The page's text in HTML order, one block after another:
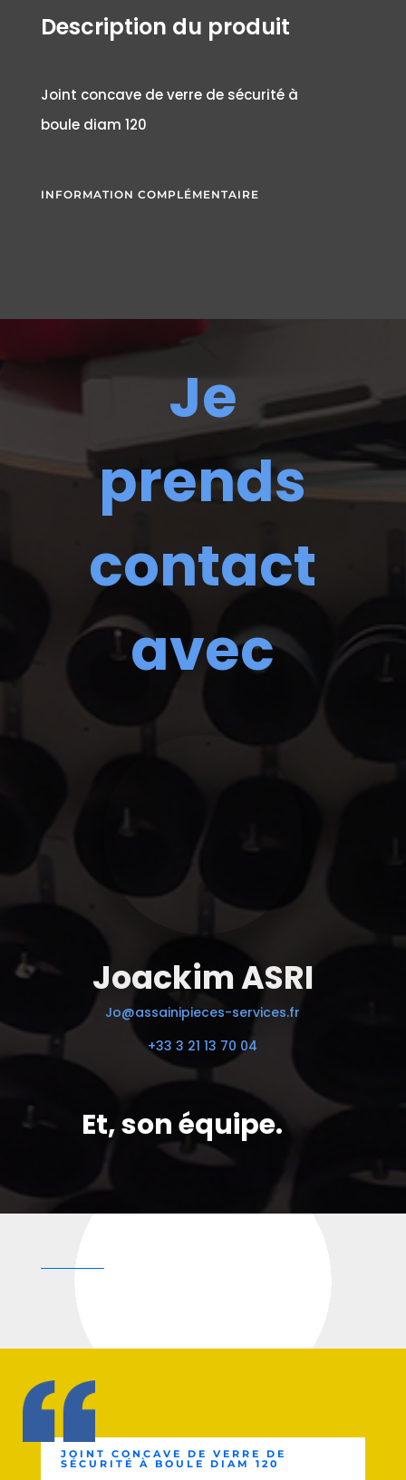
Description du produit
Joint concave de verre de sécurité à
boule diam 120
INFORMATION COMPLÉMENTAIRE
Je
prends
contact
avec
Joackim ASRI
Jo@assainipieces-services.fr
+33 3 21 13 70 04
Et, son équipe.
JOINT CONCAVE DE VERRE DE
SÉCURITÉ À BOULE DIAM 120